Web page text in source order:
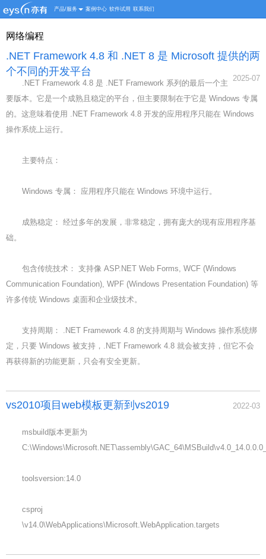
产品/服务 案例中心 软件试用 联系我们
网络编程
.NET Framework 4.8 和 .NET 8 是 Microsoft 提供的两
个不同的开发平台
2025-07
.NET Framework 4.8 是 .NET Framework 系列的最后一个主
要版本。它是一个成熟且稳定的平台，但主要限制在于它是 Windows 专属
的。这意味着使用 .NET Framework 4.8 开发的应用程序只能在 Windows
操作系统上运行。
主要特点：
Windows 专属： 应用程序只能在 Windows 环境中运行。
成熟稳定： 经过多年的发展，非常稳定，拥有庞大的现有应用程序基
础。
包含传统技术： 支持像 ASP.NET Web Forms, WCF (Windows
Communication Foundation), WPF (Windows Presentation Foundation) 等
许多传统 Windows 桌面和企业级技术。
支持周期： .NET Framework 4.8 的支持周期与 Windows 操作系统绑
定，只要 Windows 被支持，.NET Framework 4.8 就会被支持，但它不会
再获得新的功能更新，只会有安全更新。
vs2010项目web模板更新到vs2019 2022-03
msbuild版本更新为
toolsversion:14.0
csproj
\v14.0\WebApplications\Microsoft.WebApplication.targets